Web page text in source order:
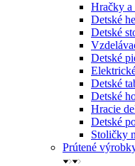
Hračky a
Detské
Detské
Detské
Detské
Detské
Hracie
Detské
Stoličky
Prútené